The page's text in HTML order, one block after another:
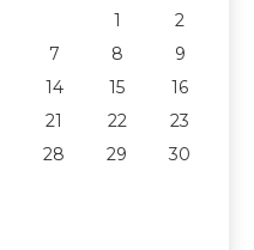
1
2
7 8
9
14 15
16
21 22
23
28 29
30